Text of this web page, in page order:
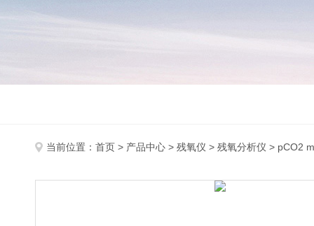
当前位置： 首页 > 产品中心 > 残氧仪 > 残氧分析仪 > pCO2